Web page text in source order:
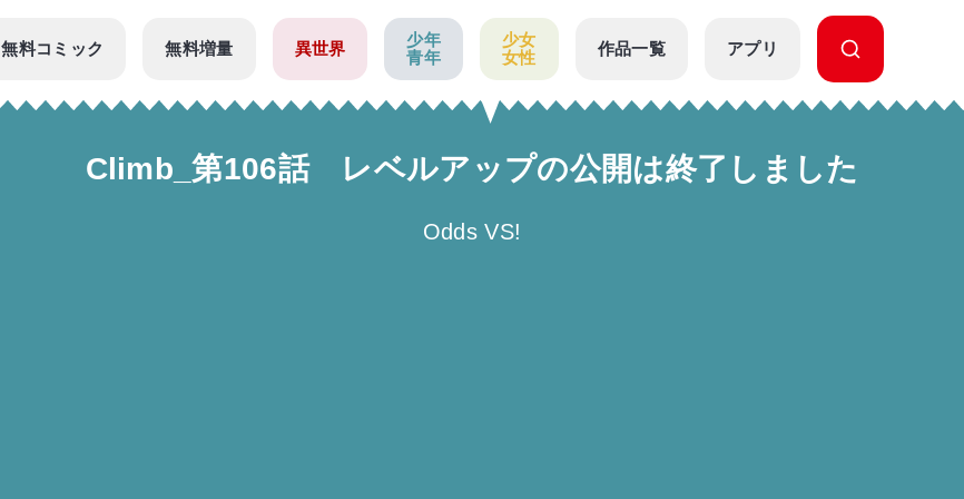
無料コミック 無料増量 異世界
少年
青年
少女
女性
作品一覧 アプリ
Climb_第106話 レベルアップの公開は終了しました
Odds VS!